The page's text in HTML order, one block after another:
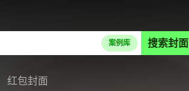
案例库 搜索封面
红包封面